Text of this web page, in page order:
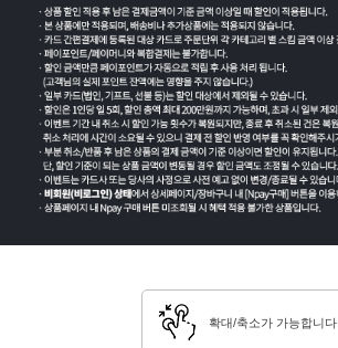
확대/축소가 가능합니다